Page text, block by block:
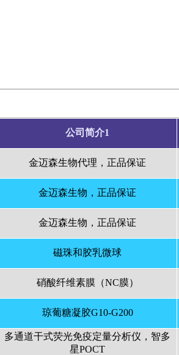
公司简介1
金迈森生物代理，正品保证
金迈森生物，正品保证
金迈森生物，正品保证
磁珠和胶乳微球
硝酸纤维素膜（NC膜）
琼葡糖凝胶G10-G200
多通道干式荧光免疫定量分析仪，智多
星POCT